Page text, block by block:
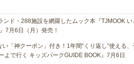
ンド・288施設を網羅したムック本『TJMOOK い
7月6日（月）発売！
「神クーポン」付き！1年間“くり返し”使える、
よで行く キッズパークGUIDE BOOK』7月6日